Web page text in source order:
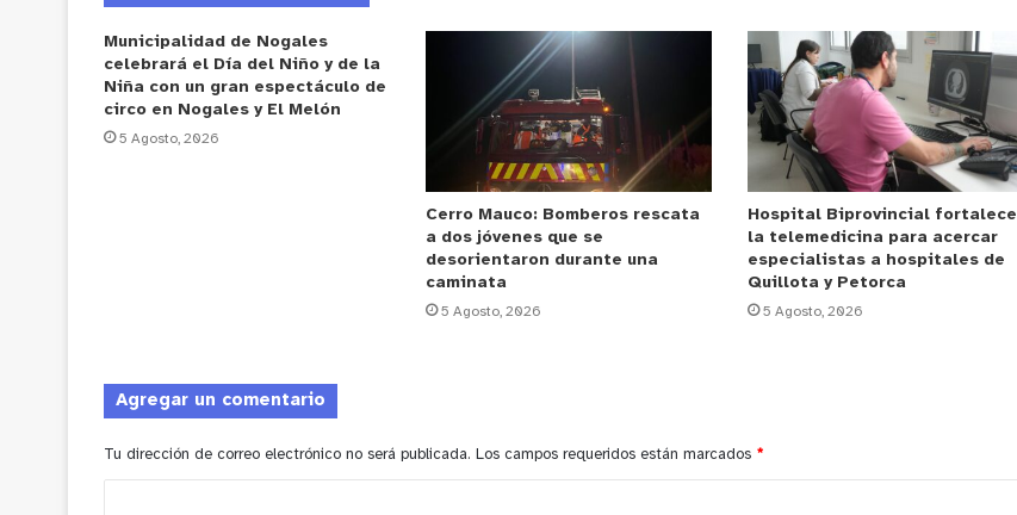
Municipalidad de Nogales
celebrará el Día del Niño y de la
Niña con un gran espectáculo de
circo en Nogales y El Melón
5 Agosto, 2026
Cerro Mauco: Bomberos rescata
a dos jóvenes que se
desorientaron durante una
caminata
5 Agosto, 2026
Hospital Biprovincial fortalece
la telemedicina para acercar
especialistas a hospitales de
Quillota y Petorca
5 Agosto, 2026
Agregar un comentario
Tu dirección de correo electrónico no será publicada. Los campos requeridos están marcados *